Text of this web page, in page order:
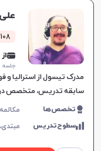
108 کلاس موفق
از 625,000 تومان
جلسه ۱ ساعتی
سابقه تدریس، متخصص در
تمام سطوح، یادگیری
تخصص‌ها
سطوح‌تدریس مبتدی،